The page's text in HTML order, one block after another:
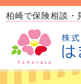
柏崎で保険相談・